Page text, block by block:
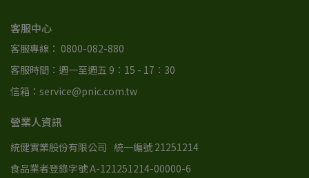
客服中心
客服專線： 0800-082-880
客服時間：週一至週五 9：15 - 17：30
信箱：service@pnic.com.tw
營業人資訊
統健實業股份有限公司 統一編號 21251214
食品業者登錄字號 A-121251214-00000-6